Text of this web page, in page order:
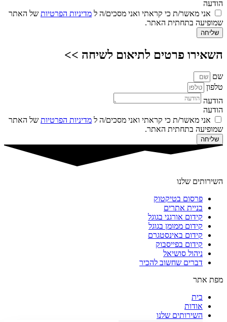
הודעה
אני מאשר/ת כי קראתי ואני מסכים/ה ל מדיניות הפרטיות של האתר
שמופיעה בתחתית האתר.
שליחה
השאירו פרטים לתיאום לשיחה >>
שם
טלפון
הודעה
הודעה
אני מאשר/ת כי קראתי ואני מסכים/ה ל מדיניות הפרטיות של האתר
שמופיעה בתחתית האתר.
שליחה
השירותים שלנו
פרסום בטיקטוק
בניית אתרים
קידום אורגני בגוגל
קידום ממומן בגוגל
קידום באינסטגרם
קידום בפייסבוק
ניהול סושיאל
דברים שחשוב להכיר
מפת אתר
בית
אודות
השירותים שלנו